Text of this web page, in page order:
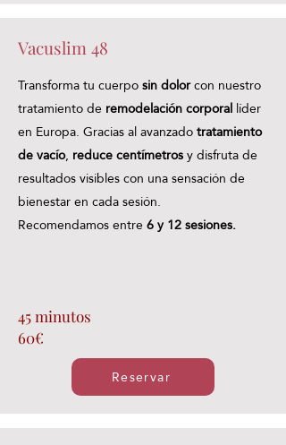
Vacuslim 48
Transforma tu cuerposin dolorcon nuestro
tratamiento de remodelación corporallíder
en Europa. Gracias al avanzadotratamiento
de vacío, reduce centímetrosy disfruta de
resultados visibles con una sensación de
bienestar en cada sesión.
Recomendamos entre6 y 12 sesiones.
45 minutos
60€
Reservar